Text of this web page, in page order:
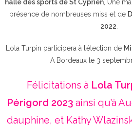
halle des sports de St Cyprien , Une
présence de nombreuses miss et de
2022
Lola Turpin participera à l’élection de
A Bordeaux le 3
Félicitations à Lola
Périgord 2023 ainsi qu’à
dauphine, et Kathy